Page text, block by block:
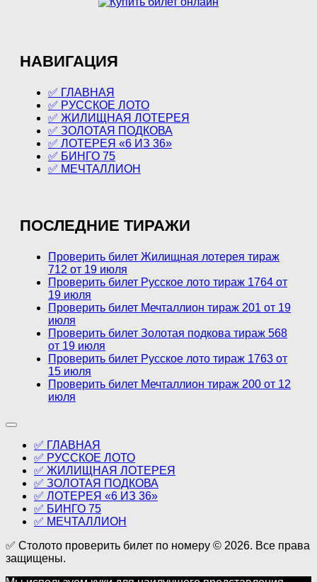
НАВИГАЦИЯ
✅ ГЛАВНАЯ
✅ РУССКОЕ ЛОТО
✅ ЖИЛИЩНАЯ ЛОТЕРЕЯ
✅ ЗОЛОТАЯ ПОДКОВА
✅ ЛОТЕРЕЯ «6 ИЗ 36»
✅ БИНГО 75
✅ МЕЧТАЛЛИОН
ПОСЛЕДНИЕ ТИРАЖИ
Проверить билет Жилищная лотерея тираж
712 от 19 июля
Проверить билет Русское лото тираж 1764 от
19 июля
Проверить билет Мечталлион тираж 201 от 19
июля
Проверить билет Золотая подкова тираж 568
от 19 июля
Проверить билет Русское лото тираж 1763 от
15 июля
Проверить билет Мечталлион тираж 200 от 12
июля
✅ ГЛАВНАЯ
✅ РУССКОЕ ЛОТО
✅ ЖИЛИЩНАЯ ЛОТЕРЕЯ
✅ ЗОЛОТАЯ ПОДКОВА
✅ ЛОТЕРЕЯ «6 ИЗ 36»
✅ БИНГО 75
✅ МЕЧТАЛЛИОН
✅ Столото проверить билет по номеру © 2026. Все права
защищены.